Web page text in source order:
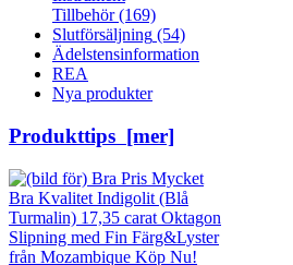
Tillbehör(169)
Slutförsäljning (54)
Ädelstensinformation
REA
Nya produkter
Produkttips [mer]